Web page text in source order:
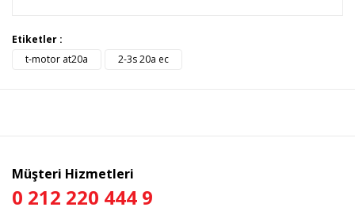
Bu ürüne ilk yorumu siz yapın!
Bu ürünün fiyat bilgisi, resim, ürün açıklamalarında ve diğer
kullanarak tarafımıza iletebilirsiniz.
Ürün bilgilerinde hatalar bulunuyor.
Ürün fiyatı diğer sitelerden daha pahalı.
Etiketler :
t-motor at20a
2-3s 20a ec
Müşteri Hizmetleri
0 212 220 444 9